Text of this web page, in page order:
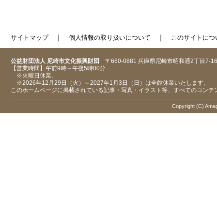
サイトマップ｜ 個人情報の取り扱いについて ｜ このサイトにつ
公益財団法人 尼崎市文化振興財団 〒660-0881 兵庫県尼崎市昭和通2丁目7-16
【営業時間】午前9時～午後5時00分
※火曜日休業。
※2026年12月29日（火）～2027年1月3日（日）は全館休業いたします。
このホームページに掲載されている記事・写真・イラスト等、すべてのコン
Copyright (C)